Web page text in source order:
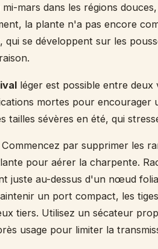
mars dans les régions
la plante n'a pas encore
se développent sur les
léger est possible entre
mortes pour encourager
tailles sévères en été, qui
Commencez par supprimer les
pour aérer la charpente.
juste au-dessus d'un nœud
un port compact, les
tiers. Utilisez un sécateur
usage pour limiter la